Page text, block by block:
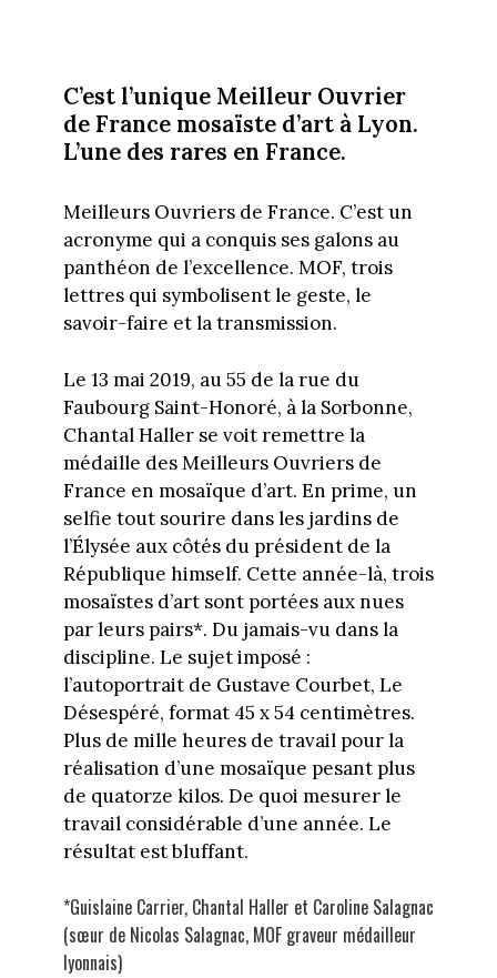
C’est l’unique Meilleur Ouvrier
de France mosaïste d’art à Lyon.
L’une des rares en France.
Meilleurs Ouvriers de France. C’est un
acronyme qui a conquis ses galons au
panthéon de l’excellence. MOF, trois
lettres qui symbolisent le geste, le
savoir-faire et la transmission.
Le 13 mai 2019, au 55 de la rue du
Faubourg Saint-Honoré, à la Sorbonne,
Chantal Haller se voit remettre la
médaille des Meilleurs Ouvriers de
France en mosaïque d’art. En prime, un
selfie tout sourire dans les jardins de
l’Élysée aux côtés du président de la
République himself. Cette année-là, trois
mosaïstes d’art sont portées aux nues
par leurs pairs*. Du jamais-vu dans la
discipline. Le sujet imposé :
l’autoportrait de Gustave Courbet, Le
Désespéré, format 45 x 54 centimètres.
Plus de mille heures de travail pour la
réalisation d’une mosaïque pesant plus
de quatorze kilos. De quoi mesurer le
travail considérable d’une année. Le
résultat est bluffant.
*Guislaine Carrier, Chantal Haller et Caroline Salagnac
(sœur de Nicolas Salagnac, MOF graveur médailleur
lyonnais)